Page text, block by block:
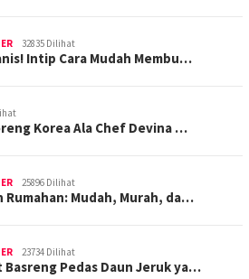
32835 Dilihat
Intip Cara Mudah Membu…
Korea Ala Chef Devina …
25896 Dilihat
Rumahan: Mudah, Murah, da…
23734 Dilihat
Basreng Pedas Daun Jeruk ya…